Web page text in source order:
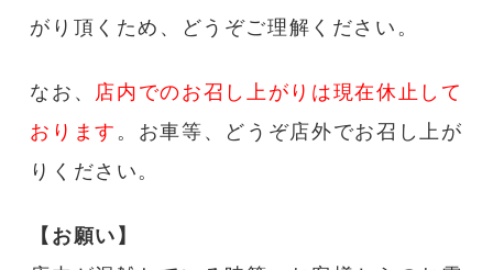
がり頂くため、どうぞご理解ください。
なお、 店内でのお召し上がりは現在休止して
おります 。お車等、どうぞ店外でお召し上が
りください。
【お願い】